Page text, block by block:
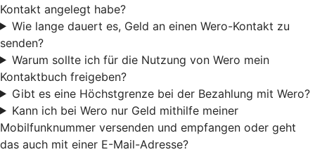
Kontakt angelegt habe?
Wie lange dauert es, Geld an einen Wero-Kontakt zu
senden?
Warum sollte ich für die Nutzung von Wero mein
Kontaktbuch freigeben?
Gibt es eine Höchstgrenze bei der Bezahlung mit Wero?
Kann ich bei Wero nur Geld mithilfe meiner
Mobilfunknummer versenden und empfangen oder geht
das auch mit einer E-Mail-Adresse?